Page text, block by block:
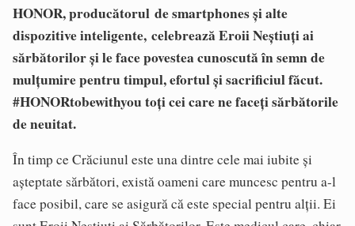
HONOR,producătorul de smartphones și alte
dispozitive inteligente, celebrează Eroii Neștiuți ai
sărbătorilor și le face povestea cunoscută în semn de
mulțumire pentru timpul, efortul și sacrificiul făcut.
#HONORtobewithyou toți cei care ne faceți sărbătorile
de neuitat.
În timp ce Crăciunul este una dintre cele mai iubite și
așteptate sărbători, există oameni care muncesc pentru a-l
face posibil, care se asigură că este special pentru alții. Ei